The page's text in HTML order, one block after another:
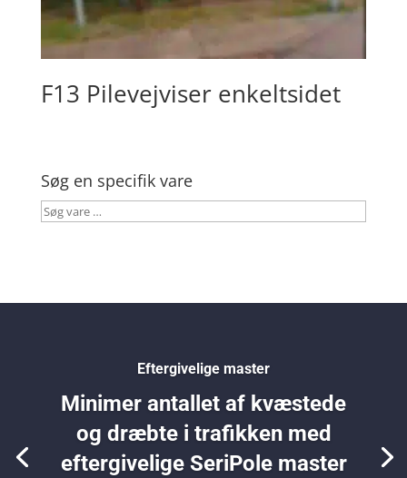
F13 Pilevejviser enkeltsidet
Søg en specifik vare
Søg
Eftergivelige master
Minimer antallet af kvæstede
og dræbte i trafikken med
eftergivelige SeriPole master